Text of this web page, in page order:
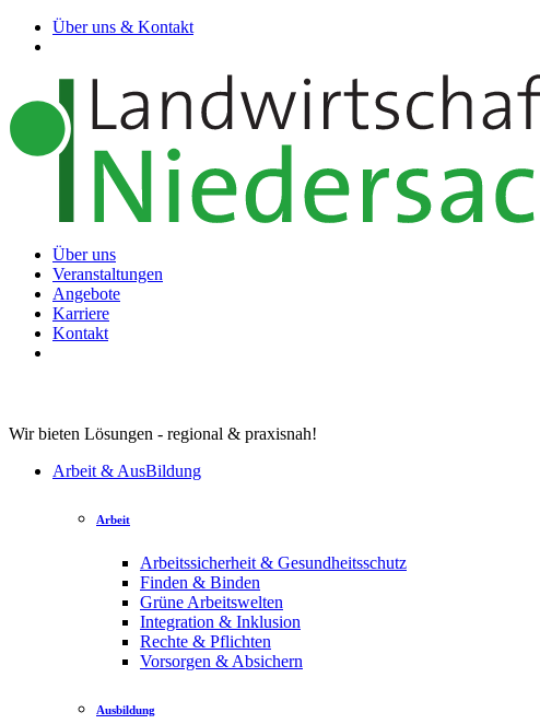
Über uns & Kontakt
Über uns
Veranstaltungen
Angebote
Karriere
Kontakt
Wir bieten Lösungen - regional & praxisnah!
Arbeit & AusBildung
Arbeit
Arbeitssicherheit & Gesundheitsschutz
Finden & Binden
Grüne Arbeitswelten
Integration & Inklusion
Rechte & Pflichten
Vorsorgen & Absichern
Ausbildung